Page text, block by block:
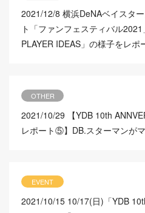
2021/12/8 横浜DeNAベイスタ
ト「ファンフェスティバル
PLAYER IDEAS」の様子をレポ
OTHER
2021/10/29
【YDB 10th
レポート⑤】DB.スターマンが
EVENT
2021/10/15 10/17(日)「YDB